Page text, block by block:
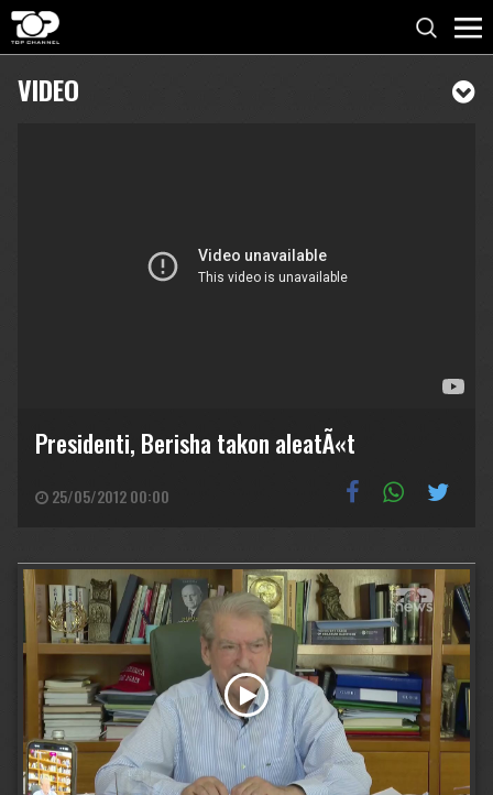
VIDEO
Presidenti, Berisha takon aleatÃ«t
25/05/2012 00:00